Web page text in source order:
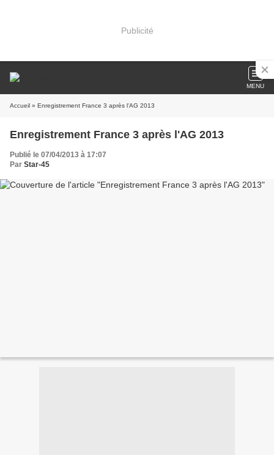
Publicité
MENU
Accueil » Enregistrement France 3 après l'AG 2013
Enregistrement France 3 après l'AG 2013
Publié le 07/04/2013 à 17:07
Par Star-45